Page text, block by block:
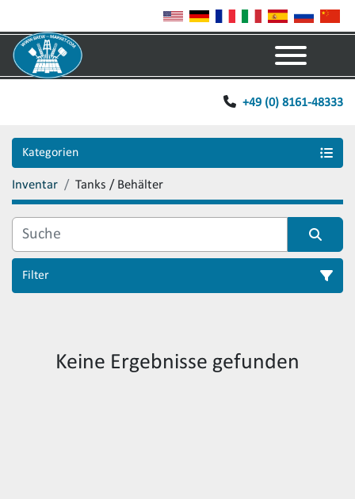
+49 (0) 8161-48333
Kategorien
Inventar Tanks / Behälter
Filter
Keine Ergebnisse gefunden